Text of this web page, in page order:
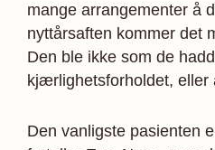
mange arrangementer å
nyttårsaften kommer det
Den ble ikke som de
kjærlighetsforholdet, eller
Den vanligste pasienten